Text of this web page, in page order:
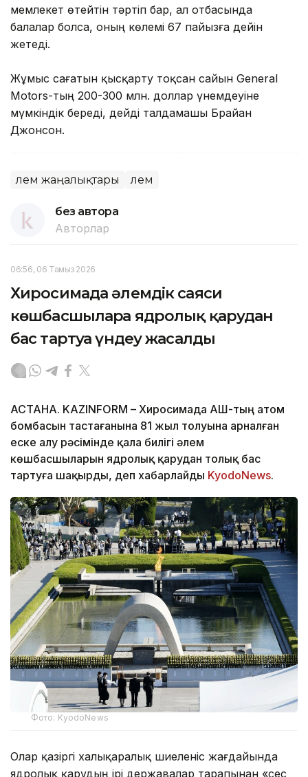
мемлекет өтейтін тәртіп бар, ал отбасында
балалар болса, оның көлемі 67 пайызға дейін
жетеді.
Жұмыс сағатын қысқарту тоқсан сайын General
Motors-тың 200-300 млн. доллар үнемдеуіне
мүмкіндік береді, дейді талдамашы Брайан
Джонсон.
Әлем жаңалықтары Әлем
без автора
Авторлар
06:56, 06 Тамыз 2026
Хиросимада әлемдік саяси
көшбасшыларға ядролық қарудан
бас тартуға үндеу жасалды
АСТАНА. KAZINFORM – Хиросимада АҚШ-тың атом
бомбасын тастағанына 81 жыл толуына арналған
еске алу рәсімінде қала билігі әлем
көшбасшыларын ядролық қарудан толық бас
тартуға шақырды, деп хабарлайды KyodoNews.
Фото: KyodoNews
Олар қазіргі халықаралық шиеленіс жағдайында
ядролық қарудың ірі державалар тарапынан «сес